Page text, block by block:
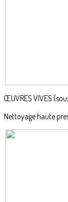
ŒUVRES VIVES
Nettoyage haute